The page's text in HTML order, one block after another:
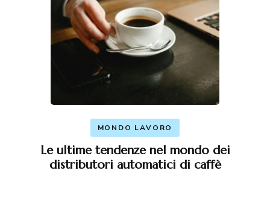
MONDO LAVORO
Le ultime tendenze nel mondo dei
distributori automatici di caffè